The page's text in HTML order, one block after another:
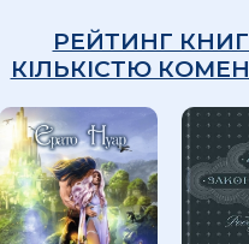
РЕЙТИНГ
КІЛЬКІСТЮ